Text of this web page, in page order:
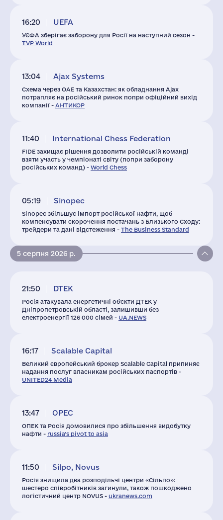
16:20 UEFA
УЄФА зберігає заборону для Росії на наступний сезон -
TVP World
13:04 Ajax Systems
Схема через ОАЕ та Казахстан: як обладнання Ajax
потрапляє на російський ринок попри офіційний вихід
компанії - АНТИКОР
11:40 International Chess Federation
FIDE захищає рішення дозволити російській команді
взяти участь у чемпіонаті світу (попри заборону
російських команд) - World Chess
05:19 Sinopec
Sinopec збільшує імпорт російської нафти, щоб
компенсувати скорочення постачань з Близького Сходу:
трейдери та дані відстеження - The Business Standard
5 серпня 2026 р.
21:50 DTEK
Росія атакувала енергетичні об'єкти ДТЕК у
Дніпропетровській області, залишивши без
електроенергії 126 000 сімей - UA.NEWS
16:17 Scalable Capital
Великий європейський брокер Scalable Capital припиняє
надання послуг власникам російських паспортів -
UNITED24 Media
13:47 OPEC
ОПЕК та Росія домовилися про збільшення видобутку
нафти - russia's pivot to asia
11:50 Silpo, Novus
Росія знищила два розподільчі центри «Сільпо»:
шестеро співробітників загинули, також пошкоджено
логістичний центр NOVUS - ukranews.com